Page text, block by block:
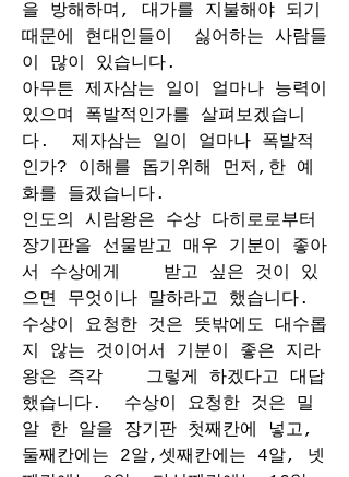
을 방해하며, 대가를 지불해야 되기
때문에 현대인들이  싫어하는 사람들
이 많이 있습니다.
아무튼 제자삼는 일이 얼마나 능력이
있으며 폭발적인가를 살펴보겠습니
다.  제자삼는 일이 얼마나 폭발적
인가? 이해를 돕기위해 먼저,한 예
화를 들겠습니다.
인도의 시람왕은 수상 다히로로부터
장기판을 선물받고 매우 기분이 좋아
서 수상에게    받고 싶은 것이 있
으면 무엇이나 말하라고 했습니다.
수상이 요청한 것은 뜻밖에도 대수롭
지 않는 것이어서 기분이 좋은 지라
왕은 즉각    그렇게 하겠다고 대답
했습니다.  수상이 요청한 것은 밀
알 한 알을 장기판 첫째칸에 넣고,
둘째칸에는 2알,셋째칸에는 4알, 넷